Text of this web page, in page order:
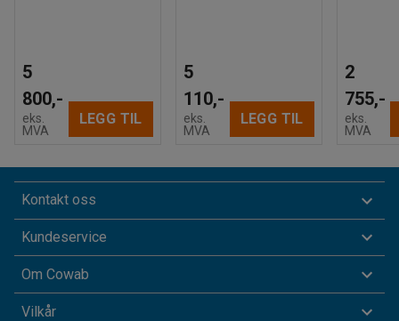
5
800,-
eks.
MVA
LEGG TIL
5
110,-
eks.
MVA
LEGG TIL
2
755,-
eks.
MVA
Kontakt oss
Kundeservice
Om Cowab
Vilkår